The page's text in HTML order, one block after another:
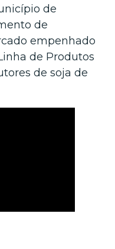
de
de
empenhado
de Produtos
de soja de